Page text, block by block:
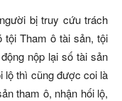
bị truy cứu trách
tội Tham ô tài sản, tội
nộp lại số tài sản
lộ thì cũng được coi là
tham ô, nhận hối lộ,